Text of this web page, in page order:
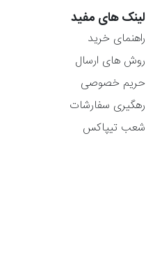
لینک های مفید
راهنمای خرید
روش های ارسال
حریم خصوصی
رهگیری سفارشات
شعب تیپاکس